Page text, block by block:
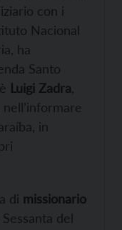
con i
Nacional
ha
Santo
Luigi Zadra
in
di missionario
del